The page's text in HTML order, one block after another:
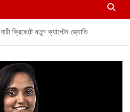
নারী ক্রিকেটে নতুন ক্যাপ্টেন জ্যোতি